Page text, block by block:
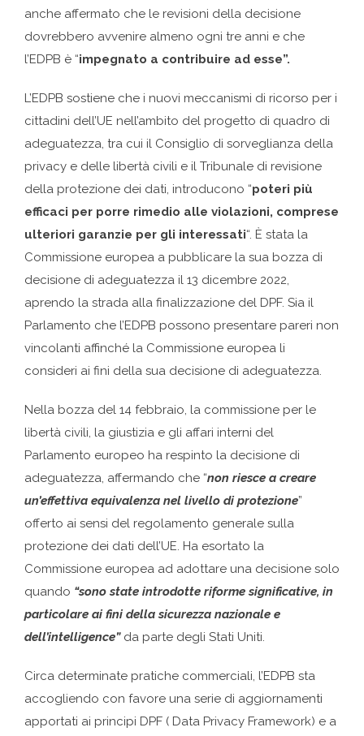
anche affermato che le revisioni della decisione
dovrebbero avvenire almeno ogni tre anni e che
l’EDPB è “impegnato a contribuire ad esse”.
L’EDPB sostiene che i nuovi meccanismi di ricorso per i
cittadini dell’UE nell’ambito del progetto di quadro di
adeguatezza, tra cui il Consiglio di sorveglianza della
privacy e delle libertà civili e il Tribunale di revisione
della protezione dei dati, introducono “poteri più
efficaci per porre rimedio alle violazioni, comprese
ulteriori garanzie per gli interessati“. È stata la
Commissione europea a pubblicare la sua bozza di
decisione di adeguatezza il 13 dicembre 2022,
aprendo la strada alla finalizzazione del DPF. Sia il
Parlamento che l’EDPB possono presentare pareri non
vincolanti affinché la Commissione europea li
consideri ai fini della sua decisione di adeguatezza.
Nella bozza del 14 febbraio, la commissione per le
libertà civili, la giustizia e gli affari interni del
Parlamento europeo ha respinto la decisione di
adeguatezza, affermando che “non riesce a creare
un’effettiva equivalenza nel livello di protezione”
offerto ai sensi del regolamento generale sulla
protezione dei dati dell’UE. Ha esortato la
Commissione europea ad adottare una decisione solo
quando “sono state introdotte riforme significative, in
particolare ai fini della sicurezza nazionale e
dell’intelligence”da parte degli Stati Uniti.
Circa determinate pratiche commerciali, l’EDPB sta
accogliendo con favore una serie di aggiornamenti
apportati ai principi DPF ( Data Privacy Framework) e a